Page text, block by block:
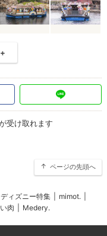
受け取れます
ページの先頭へ
ィズニー特集 mimot.
肉 Medery.